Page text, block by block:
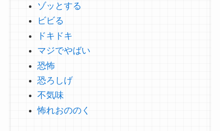
ゾッとする
ビビる
ドキドキ
マジでやばい
恐怖
恐ろしげ
不気味
怖れおののく